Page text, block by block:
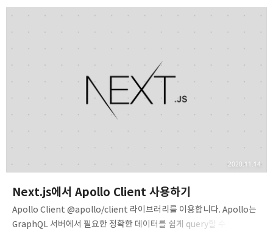
처음에는 모든 것을 해결해줄 만능 해결책을 가진 것 같이 느껴진다.
개발에 대해 소개하려한다. 1.1 커져가는 React 생태계 리액트는 꽤나
Next.js에서 Apollo Client 사용하기
2020.11.14
Apollo Client @apollo/client 라이브러리를 이용합니다. Apollo는
GraphQL 서버에서 필요한 정확한 데이터를 쉽게 query할 수 있는